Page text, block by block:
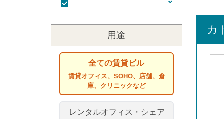
伊勢佐木長者町駅
用途
全ての賃貸ビル
賃貸オフィス、SOHO、店舗、倉
庫、クリニックなど
レンタルオフィス・シェア
カ